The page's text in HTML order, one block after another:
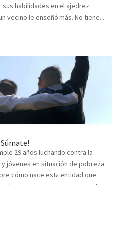
habilidades en el ajedrez.
vecino le enseñó más. No tiene...
29 años luchando contra la
jóvenes en situación de pobreza.
cómo nace esta entidad que
personas, que son marginadas